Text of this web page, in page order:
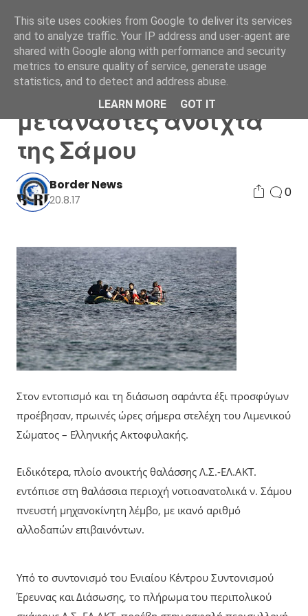
Διασώθηκαν 46
μετανάστες ανοιχτά
της Σάμου
Border News
20.8.17
0
Στον εντοπισμό και τη διάσωση σαράντα έξι προσφύγων
προέβησαν, πρωινές ώρες σήμερα στελέχη του Λιμενικού
Σώματος – Ελληνικής Ακτοφυλακής.
Ειδικότερα, πλοίο ανοικτής θαλάσσης Λ.Σ.-ΕΛ.ΑΚΤ.
εντόπισε στη θαλάσσια περιοχή νοτιοανατολικά ν. Σάμου
πνευστή μηχανοκίνητη λέμβο, με ικανό αριθμό
αλλοδαπών επιβαινόντων.
Υπό το συντονισμό του Ενιαίου Κέντρου Συντονισμού
Έρευνας και Διάσωσης, το πλήρωμα του περιπολικού
This site uses cookies from Google to deliver its services
and to analyze traffic. Your IP address and user-agent are
shared with Google along with performance and security
metrics to ensure quality of service, generate usage
statistics, and to detect and address abuse.
LEARN MORE
GOT IT